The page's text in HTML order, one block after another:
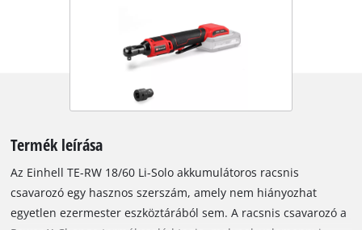
Termék leírása
Az Einhell TE-RW 18/60 Li-Solo akkumulátoros racsnis
csavarozó egy hasznos szerszám, amely nem hiányozhat
egyetlen ezermester eszköztárából sem. A racsnis csavarozó a